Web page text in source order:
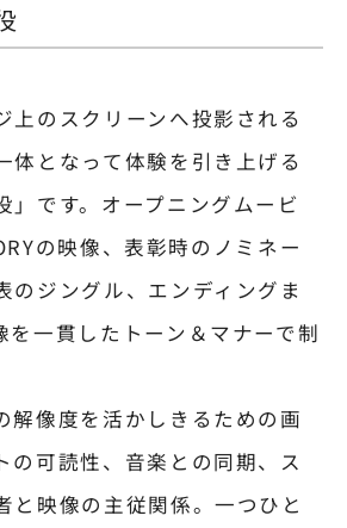
上のスクリーンへ投影される
体となって体験を引き上げる
」です。オープニングムービ
の映像、表彰時のノミネー
のジングル、エンディングま
を一貫したトーン＆マナーで制
解像度を活かしきるための画
の可読性、音楽との同期、ス
と映像の主従関係。一つひと